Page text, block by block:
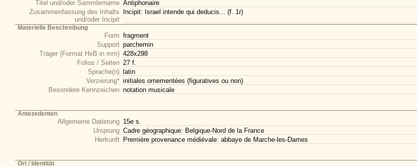
Titel und/oder Sammlername Antiphonaire
Zusammenfassung des Inhalts
und/oder Incipit
Incipit: Israel intende qui deducis... (f. 1r)
Materielle Beschreibung
Form fragment
Support parchemin
Träger (Format HxB in mm) 428x298
Folios / Seiten 27 f.
Sprache(n)
latin
Verzierung* initiales ornementées (figuratives ou non)
Besondere Kennzeichen notation musicale
Antezedenten
Allgemeine Datierung 15e s.
Ursprung Cadre géographique: Belgique-Nord de la France
Herkunft Première provenance médiévale: abbaye de Marche-les-Dames
Ort / Identität